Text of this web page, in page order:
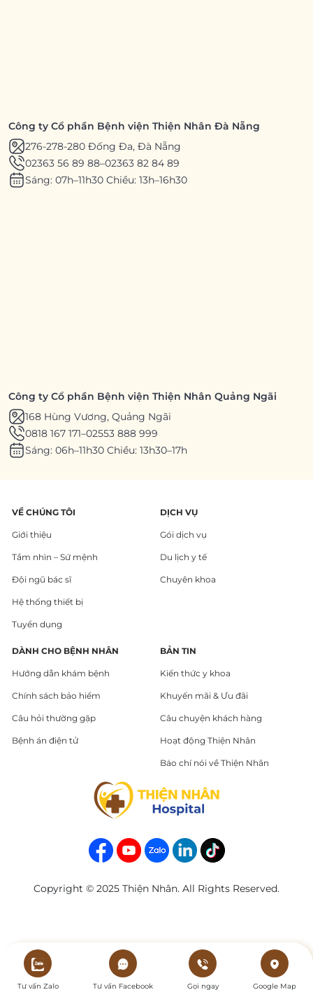
Công ty Cổ phần Bệnh viện Thiện Nhân Đà Nẵng
276-278-280 Đống Đa, Đà Nẵng
02363 56 89 88–02363 82 84 89
Sáng: 07h–11h30 Chiều: 13h–16h30
Công ty Cổ phần Bệnh viện Thiện Nhân Quảng Ngãi
168 Hùng Vương, Quảng Ngãi
0818 167 171–02553 888 999
Sáng: 06h–11h30 Chiều: 13h30–17h
VỀ CHÚNG TÔI
Giới thiệu
Tầm nhìn – Sứ mệnh
Đội ngũ bác sĩ
Hệ thống thiết bị
Tuyển dụng
DỊCH VỤ
Gói dịch vụ
Du lịch y tế
Chuyên khoa
DÀNH CHO BỆNH NHÂN
Hướng dẫn khám bệnh
Chính sách bảo hiểm
Câu hỏi thường gặp
Bệnh án điện tử
BẢN TIN
Kiến thức y khoa
Khuyến mãi & Ưu đãi
Câu chuyện khách hàng
Hoạt động Thiện Nhân
Báo chí nói về Thiện Nhân
Copyright © 2025 Thiện Nhân. All Rights Reserved.
Tư vấn Zalo Tư vấn Facebook Gọi ngay Google Map